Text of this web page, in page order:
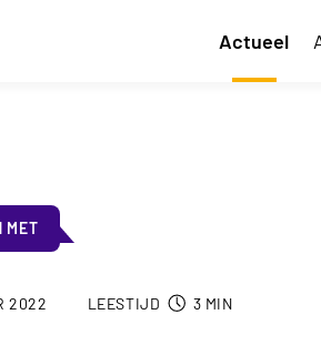
voor Over ActiZ Actueel
MET
2022 LEESTIJD 3 MIN